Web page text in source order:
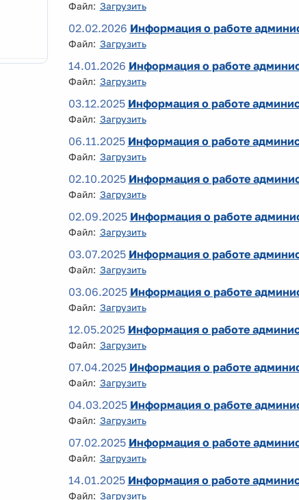
Файл: Загрузить
02.02.2026 Информация о работе
Файл: Загрузить
14.01.2026 Информация о работе
Файл: Загрузить
03.12.2025 Информация о работе
Файл: Загрузить
06.11.2025 Информация о работе
Файл: Загрузить
02.10.2025 Информация о работе
Файл: Загрузить
02.09.2025 Информация о работе
Файл: Загрузить
03.07.2025 Информация о работе
Файл: Загрузить
03.06.2025 Информация о работе
Файл: Загрузить
12.05.2025 Информация о работе
Файл: Загрузить
07.04.2025 Информация о работе
Файл: Загрузить
04.03.2025 Информация о работе
Файл: Загрузить
07.02.2025 Информация о работе
Файл: Загрузить
14.01.2025 Информация о работе
Файл: Загрузить